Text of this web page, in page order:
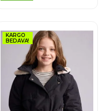
KARGO
BEDAVA!